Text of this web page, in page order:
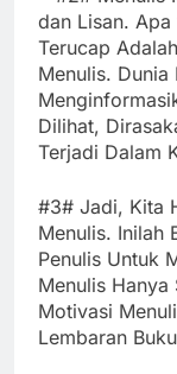
dan Lisan.
Terucap
Menulis.
Dilihat,
Terjadi Dalam
#3# Jadi, Kita
Menulis. Inilah
Penulis Untuk
Menulis
Motivasi
Lembaran